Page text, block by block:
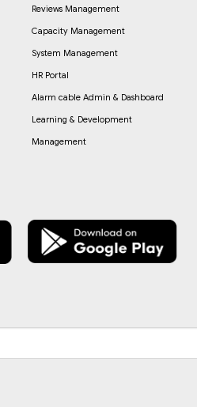
Reviews Management
Capacity Management
System Management
HR Portal
Alarm cable Admin & Dashboard
Learning & Development
Management